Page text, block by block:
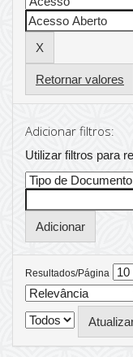
Retornar valores
Adicionar filtros:
Utilizar filtros para
Resultados/Página